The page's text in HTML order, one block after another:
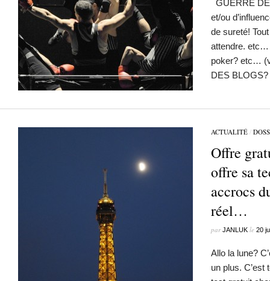
GUERRE
et/ou
de sureté!
attendre. etc…
poker? etc…
DES
ACTUALITÉ /
Offre
offre sa
accrocs
réel…
parJANLUK le 20
Allo la lune?
un plus. C’est